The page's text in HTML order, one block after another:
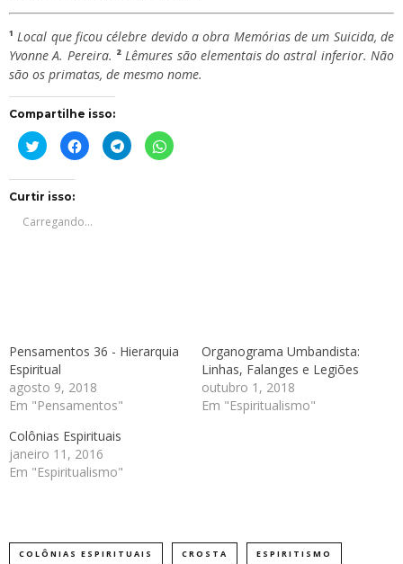
¹ Local que ficou célebre devido a obra Memórias de um Suicida, de
Yvonne A. Pereira. ² Lêmures são elementais do astral inferior. Não
são os primatas, de mesmo nome.
Compartilhe isso:
Clique
para
compartilhar
em
janela)
Clique
para
compartilhar
janela)
Clique
para
compartilhar
Clique
para
Curtir isso:
Carregando...
Pensamentos 36 - Hierarquia
Espiritual
agosto 9, 2018
Em "Pensamentos"
Organograma Umbandista:
Linhas, Falanges e Legiões
outubro 1, 2018
Em "Espiritualismo"
Colônias Espirituais
janeiro 11, 2016
Em "Espiritualismo"
COLÔNIAS ESPIRITUAIS CROSTA ESPIRITISMO